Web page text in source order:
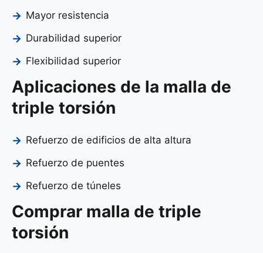
Mayor resistencia
Durabilidad superior
Flexibilidad superior
Aplicaciones de la malla de
triple torsión
Refuerzo de edificios de alta altura
Refuerzo de puentes
Refuerzo de túneles
Comprar malla de triple
torsión